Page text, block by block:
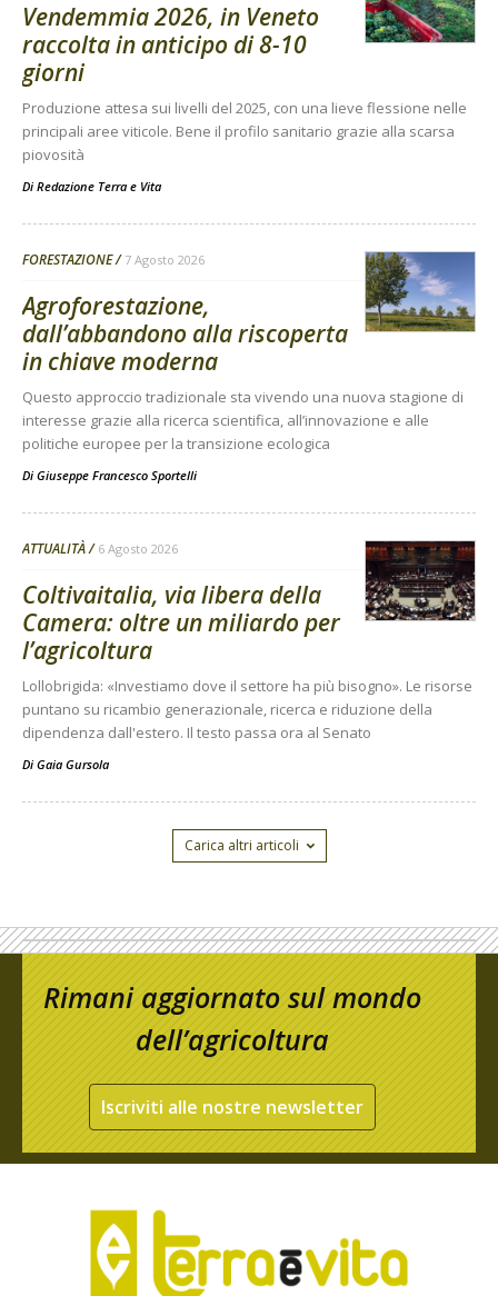
Vendemmia 2026, in Veneto
raccolta in anticipo di 8-10
giorni
Produzione attesa sui livelli del 2025, con una lieve flessione nelle
principali aree viticole. Bene il profilo sanitario grazie alla scarsa
piovosità
Di Redazione Terra e Vita
FORESTAZIONE 7 Agosto 2026
Agroforestazione,
dall’abbandono alla riscoperta
in chiave moderna
Questo approccio tradizionale sta vivendo una nuova stagione di
interesse grazie alla ricerca scientifica, all’innovazione e alle
politiche europee per la transizione ecologica
Di Giuseppe Francesco Sportelli
ATTUALITÀ 6 Agosto 2026
Coltivaitalia, via libera della
Camera: oltre un miliardo per
l’agricoltura
Lollobrigida: «Investiamo dove il settore ha più bisogno». Le risorse
puntano su ricambio generazionale, ricerca e riduzione della
dipendenza dall'estero. Il testo passa ora al Senato
Di Gaia Gursola
Carica altri articoli
Rimani aggiornato sul mondo
dell’agricoltura
Iscriviti alle nostre newsletter